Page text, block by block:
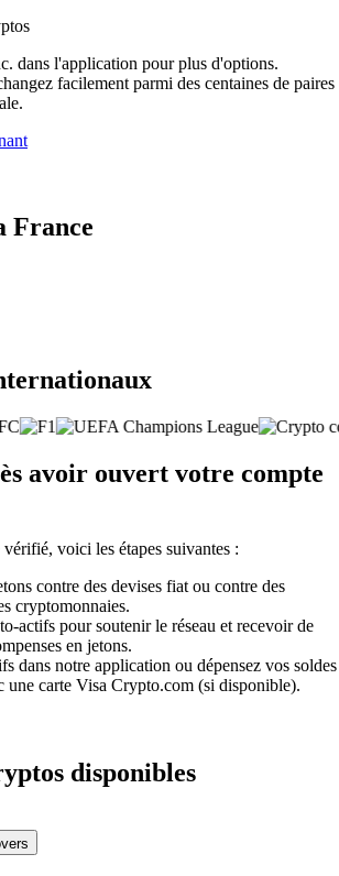
dans l'application pour plus d'options.
facilement parmi des centaines de paires
France
avoir ouvert votre compte
voici les étapes suivantes :
contre des devises fiat ou contre des
cryptomonnaies.
actifs pour soutenir le réseau et recevoir de
en jetons.
dans notre application ou dépensez vos soldes
une carte Visa Crypto.com (si disponible).
disponibles